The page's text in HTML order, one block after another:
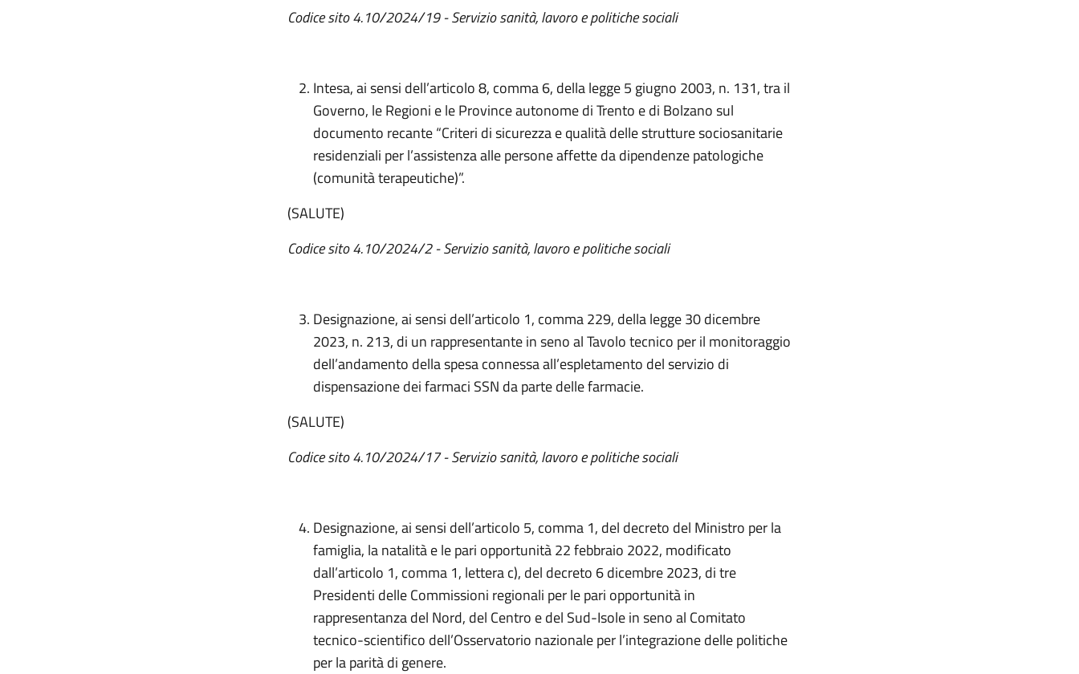
Codice sito 4.10/2024/19 - Servizio sanità, lavoro e politiche sociali
Intesa, ai sensi dell’articolo 8, comma 6, della legge 5 giugno 2003, n. 131, tra il
Governo, le Regioni e le Province autonome di Trento e di Bolzano sul
documento recante “Criteri di sicurezza e qualità delle strutture sociosanitarie
residenziali per l’assistenza alle persone affette da dipendenze patologiche
(comunità terapeutiche)”.
(SALUTE)
Codice sito 4.10/2024/2- Servizio sanità, lavoro e politiche sociali
Designazione, ai sensi dell’articolo 1, comma 229, della legge 30 dicembre
2023, n. 213, di un rappresentante in seno al Tavolo tecnico per il monitoraggio
dell’andamento della spesa connessa all’espletamento del servizio di
dispensazione dei farmaci SSN da parte delle farmacie.
(SALUTE)
Codice sito 4.10/2024/17 - Servizio sanità, lavoro e politiche sociali
Designazione, ai sensi dell’articolo 5, comma 1, del decreto del Ministro per la
famiglia, la natalità e le pari opportunità 22 febbraio 2022, modificato
dall’articolo 1, comma 1, lettera c), del decreto 6 dicembre 2023, di tre
Presidenti delle Commissioni regionali per le pari opportunità in
rappresentanza del Nord, del Centro e del Sud-Isole in seno al Comitato
tecnico-scientifico dell’Osservatorio nazionale per l’integrazione delle politiche
per la parità di genere.